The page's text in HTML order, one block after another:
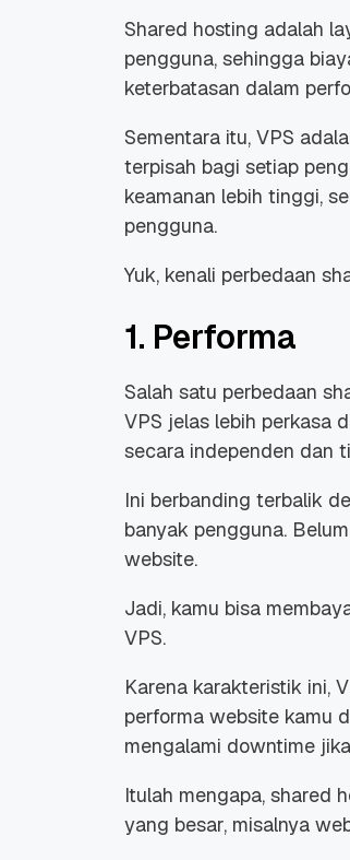
Promo Ramadan 2026:
Hosting Qwords
6
Shared hosting adalah
pengguna, sehingga
keterbatasan dalam
Sementara itu, VPS
terpisah bagi setiap
keamanan lebih tinggi,
pengguna.
Yuk, kenali perbedaan
1. Performa
Salah satu perbedaan
VPS jelas lebih perkasa
secara independen dan
Ini berbanding terbalik
banyak pengguna.
website.
Jadi, kamu bisa
VPS.
Karena karakteristik ini,
performa website kamu
mengalami downtime
Itulah mengapa, shared
yang besar, misalnya